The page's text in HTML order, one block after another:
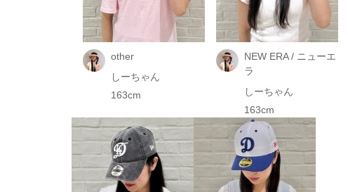
other
しーちゃん
163cm
NEW ERA / ニューエ
ラ
しーちゃん
163cm